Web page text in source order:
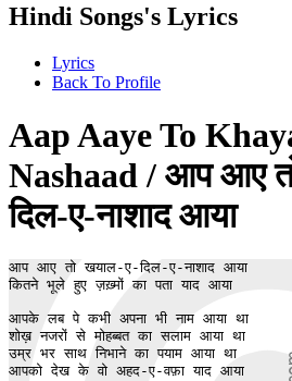
Hindi Songs's Lyrics
Lyrics
Back To Profile
Aap Aaye To
Nashaad / आप आए
दिल-ए-नाशाद आया
आप आए तो खयाल-ए-दिल-ए-नाशाद आया
कितने भूले हुए ज़ख़्मों का पता याद आया
आपके लब पे कभी अपना भी नाम आया था
शोख़ नजरों से मोहब्बत का सलाम आया था
उम्र भर साथ निभाने का पयाम आया था
आपको देख के वो अहद-ए-वफ़ा याद आया